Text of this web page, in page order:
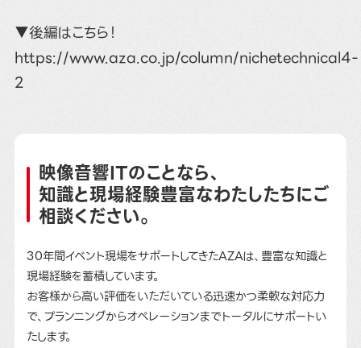
▼後編はこちら！
https://www.aza.co.jp/column/nichetechnical4-
2
映像音響ITのことなら、
知識と現場経験豊富なわたしたちにご
相談ください。
30年間イベント現場をサポートしてきたAZAは、豊富な知識と
現場経験を蓄積しています。
お客様から高い評価をいただいている迅速かつ柔軟な対応力
で、プランニングからオペレーションまでトータルにサポートい
たします。